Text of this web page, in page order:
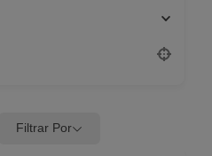
Filtrar Por